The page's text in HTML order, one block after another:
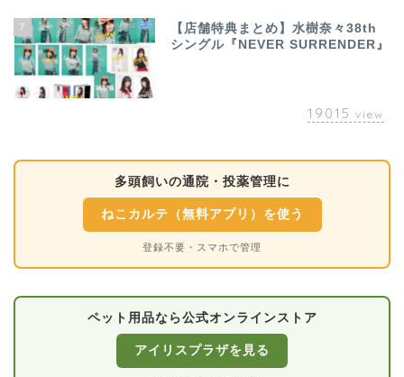
7
【店舗特典まとめ】水樹奈々38th
シングル『NEVER SURRENDER』
19015 view
多頭飼いの通院・投薬管理に
ねこカルテ（無料アプリ）を使う
登録不要・スマホで管理
ペット用品なら公式オンラインストア
アイリスプラザを見る